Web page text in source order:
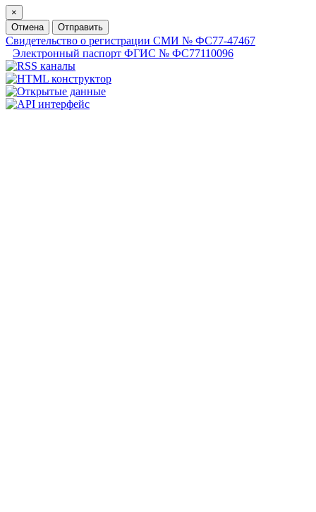
×
Отмена
Отправить
Свидетельство о регистрации СМИ № ФС77-47467
Электронный паспорт ФГИС № ФС77110096